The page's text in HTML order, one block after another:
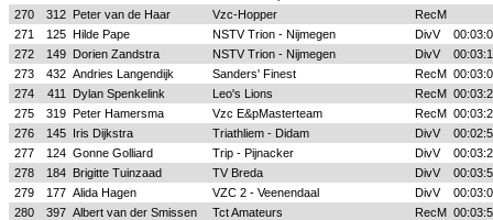
270
312 Peter van de Haar Vzc-Hopper
RecM
271
125 Hilde Pape NSTV Trion - Nijmegen DivV
272
149 Dorien Zandstra NSTV Trion - Nijmegen DivV
273
432 Andries Langendijk Sanders' Finest RecM
274
411 Dylan Spenkelink Leo's Lions RecM
275
319 Peter Hamersma Vzc E&pMasterteam RecM
276
145 Iris Dijkstra Triathliem - Didam DivV
277
124 Gonne Golliard Trip - Pijnacker DivV
278
184 Brigitte Tuinzaad TV Breda DivV
279
177 Alida Hagen VZC 2 - Veenendaal DivV
280
397 Albert van der Smissen Tct Amateurs RecM